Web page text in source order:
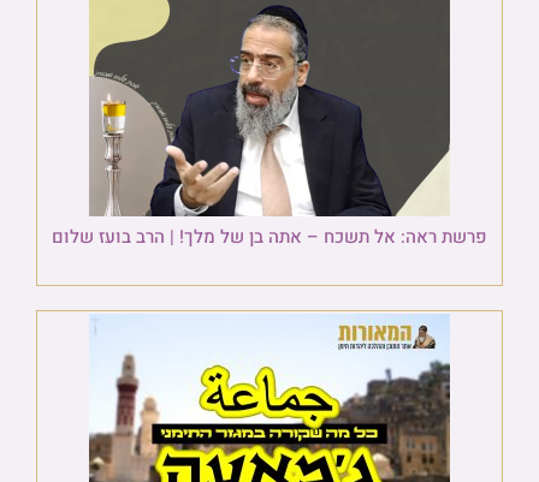
פרשת ראה: אל תשכח – אתה בן של מלך! | הרב בועז שלום